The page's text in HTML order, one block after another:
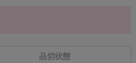
品切状態